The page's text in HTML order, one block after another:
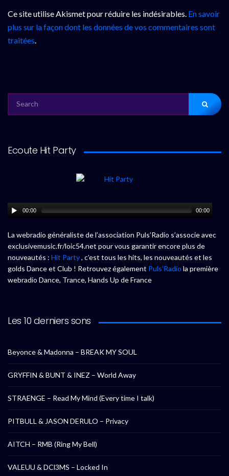
Ce site utilise Akismet pour réduire les indésirables. En savoir
plus sur la façon dont les données de vos commentaires sont
traitées.
FOR:
Ecoute Hit Party
00:00 00:00
La webradio généraliste de l’association Puls’Radio s’associe avec
exclusivemusic.fr/loic54.net pour vous garantir encore plus de
nouveautés : Hit Party, c’est tous les hits, les nouveautés et les
golds Dance et Club ! Retrouvez également Puls’Radio la première
webradio Dance, Trance, Hands Up de France
Les 10 derniers sons
Beyonce & Madonna – BREAK MY SOUL
GRYFFIN & BUNT & INEZ – World Away
STRAENGE – Read My Mind (Every time I talk)
PITBULL & JASON DERULO – Privacy
AITCH – RMB (Ring My Bell)
VALEUU & DCl3MS – Locked In